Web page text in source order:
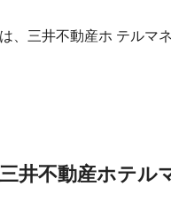
、三井不動産ホ テルマ
井不動産ホテル